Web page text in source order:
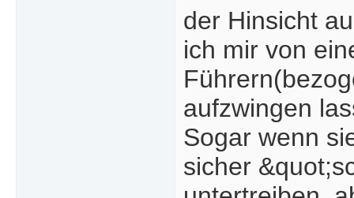
der Hinsicht
ich mir von
aufzwingen
Sogar wenn
sicher